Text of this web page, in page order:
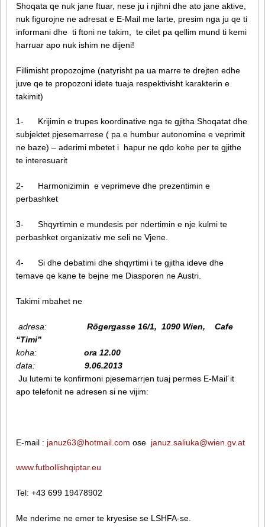
Shoqata qe nuk jane ftuar, nese ju i njihni dhe ato jane aktive,
nuk figurojne ne adresat e E-Mail me larte, presim nga ju qe ti
informani dhe ti ftoni ne takim, te cilet pa qellim mund ti kemi
harruar apo nuk ishim ne dijeni!
Fillimisht propozojme (natyrisht pa ua marre te drejten edhe
juve qe te propozoni idete tuaja respektivisht karakterin e
takimit)
1- Krijimin e trupes koordinative nga te gjitha Shoqatat dhe
subjektet pjesemarrese ( pa e humbur autonomine e veprimit
ne baze) – aderimi mbetet i hapur ne qdo kohe per te gjithe
te interesuarit
2- Harmonizimin e veprimeve dhe prezentimin e
perbashket
3- Shqyrtimin e mundesis per ndertimin e nje kulmi te
perbashket organizativ me seli ne Vjene.
4- Si dhe debatimi dhe shqyrtimi i te gjitha ideve dhe
temave qe kane te bejne me Diasporen ne Austri.
Takimi mbahet ne
adresa:
Rögergasse 16/1, 1090 Wien, Cafe
“Timi”
koha:
ora 12.00
data:
9.06.2013
Ju lutemi te konfirmoni pjesemarrjen tuaj permes E-Mail´it
apo telefonit ne adresen si ne vijim:
E-mail : januz63@hotmail.com ose januz.saliuka@wien.gv.at
www.futbollishqiptar.eu
Tel: +43 699 19478902
Me nderime ne emer te kryesise se LSHFA-se.